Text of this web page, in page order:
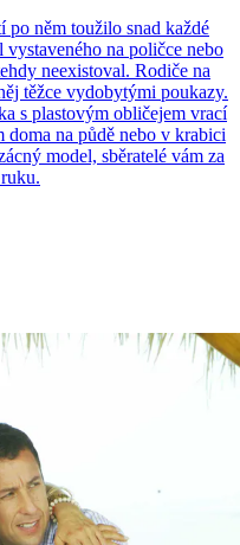
po něm toužilo snad každé
na poličce nebo
neexistoval. Rodiče na
těžce vydobytými poukazy.
s plastovým obličejem vrací
doma na půdě nebo v krabici
model, sběratelé vám za